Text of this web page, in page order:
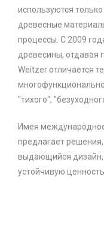
используются
древесные
процессы. С 2009
древесины, отдавая
Weitzer отличается
"тихого",
Имея
предлагает
выдающийся дизайн,
устойчивую ценность.